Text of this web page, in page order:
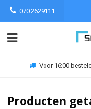
070 2629111
Voor 16:00
Producten